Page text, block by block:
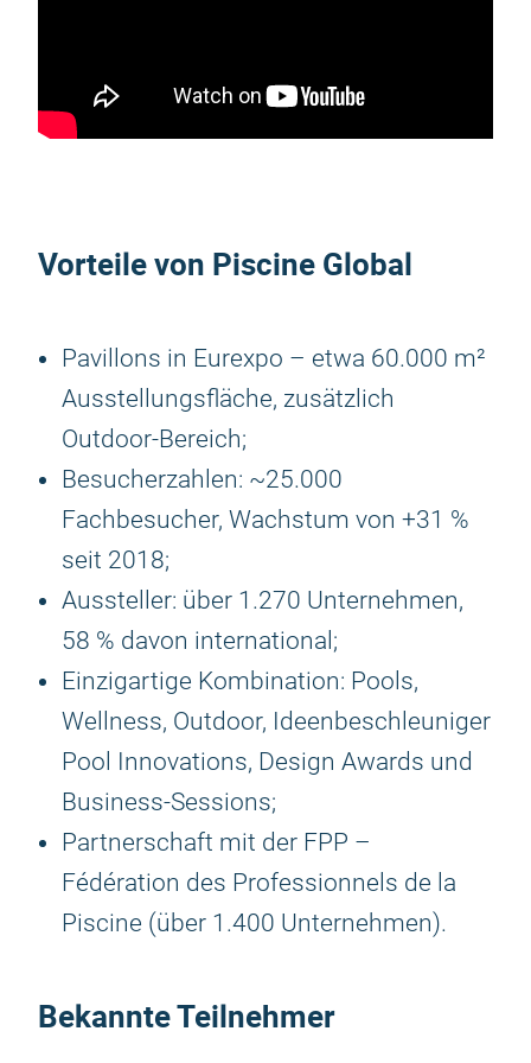
Vorteile von Piscine Global
Pavillons in Eurexpo – etwa 60.000 m²
Ausstellungsfläche, zusätzlich
Outdoor-Bereich;
Besucherzahlen: ~25.000
Fachbesucher, Wachstum von +31 %
seit 2018;
Aussteller: über 1.270 Unternehmen,
58 % davon international;
Einzigartige Kombination: Pools,
Wellness, Outdoor, Ideenbeschleuniger
Pool Innovations, Design Awards und
Business-Sessions;
Partnerschaft mit der FPP –
Fédération des Professionnels de la
Piscine (über 1.400 Unternehmen).
Bekannte Teilnehmer